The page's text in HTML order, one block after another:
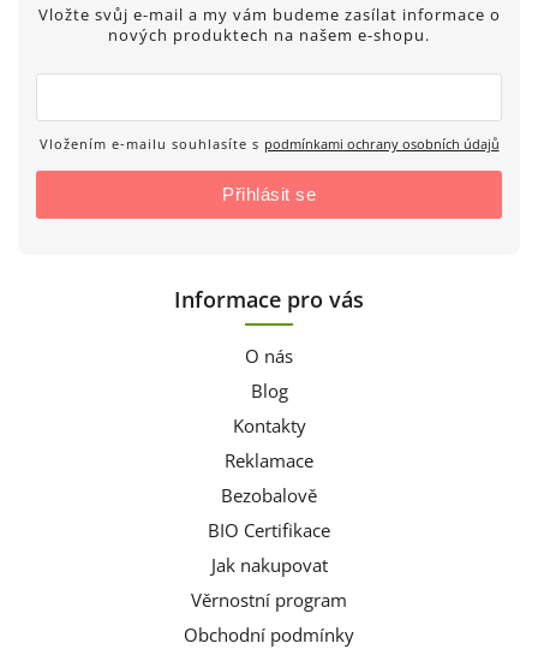
Vložte svůj e-mail a my vám budeme zasílat informace o
nových produktech na našem e-shopu.
Vložením e-mailu souhlasíte s podmínkami ochrany osobních údajů
Přihlásit se
Informace pro vás
O nás
Blog
Kontakty
Reklamace
Bezobalově
BIO Certifikace
Jak nakupovat
Věrnostní program
Obchodní podmínky